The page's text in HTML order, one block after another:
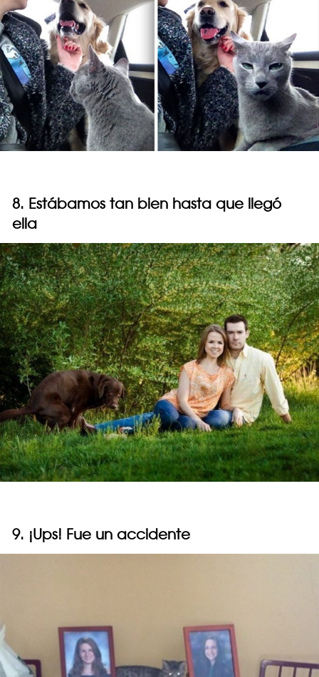
8. Estábamos tan bien hasta que llegó
ella
9. ¡Ups! Fue un accidente